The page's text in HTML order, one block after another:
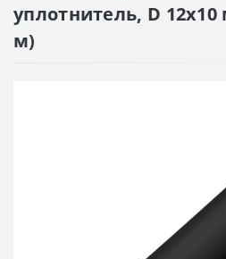
уплотнитель, D
м)